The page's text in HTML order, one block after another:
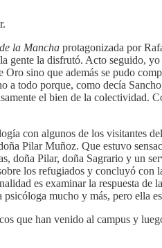
la Mancha protagonizada por
gente la disfrutó. Acto seguido,
Oro sino que además se pudo
a todo porque, como decía
el bien de la
con algunos de los visitantes
Pilar Muñoz. Que estuvo
doña Pilar, doña Sagrario y un
los refugiados y concluyó
es examinar la respuesta
mucho y más, pero ella
que han venido al campus y